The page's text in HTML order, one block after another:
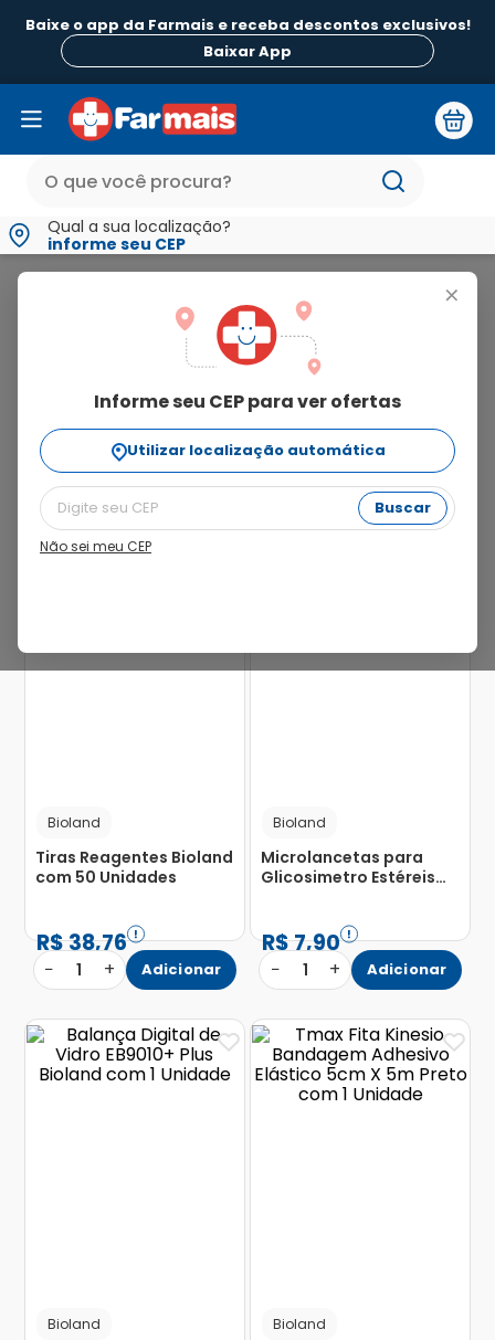
Baixe o app da Farmais e receba descontos exclusivos!
Baixar App
Qual a sua localização?
informe seu CEP
+
Informe seu CEP para ver ofertas
Utilizar localização automática
Buscar
Não sei meu CEP
Ordenar Por
relevância
35%
Bioland
Tiras Reagentes Bioland
com 50 Unidades
R$38,76
− 1 + Adicionar
Bioland
Microlancetas para
Glicosimetro Estéreis
R$7,90
− 1 + Adicionar
Bioland Bioland